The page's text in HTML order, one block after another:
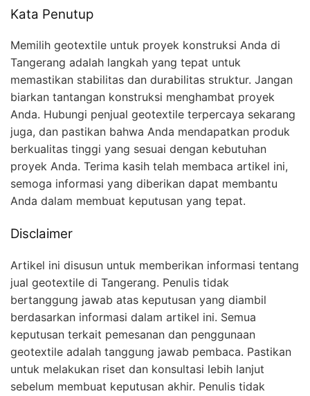
Kata Penutup
Memilih geotextile untuk proyek konstruksi Anda di
Tangerang adalah langkah yang tepat untuk
memastikan stabilitas dan durabilitas struktur. Jangan
biarkan tantangan konstruksi menghambat proyek
Anda. Hubungi penjual geotextile terpercaya sekarang
juga, dan pastikan bahwa Anda mendapatkan produk
berkualitas tinggi yang sesuai dengan kebutuhan
proyek Anda. Terima kasih telah membaca artikel ini,
semoga informasi yang diberikan dapat membantu
Anda dalam membuat keputusan yang tepat.
Disclaimer
Artikel ini disusun untuk memberikan informasi tentang
jual geotextile di Tangerang. Penulis tidak
bertanggung jawab atas keputusan yang diambil
berdasarkan informasi dalam artikel ini. Semua
keputusan terkait pemesanan dan penggunaan
geotextile adalah tanggung jawab pembaca. Pastikan
untuk melakukan riset dan konsultasi lebih lanjut
sebelum membuat keputusan akhir. Penulis tidak